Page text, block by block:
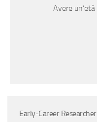
Avere
Early-Career